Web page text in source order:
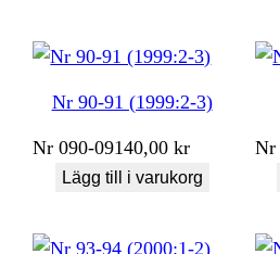
Nr 90-91 (1999:2-3)
Nr 090-09140,00kr
Lägg till i varukorg
Nr